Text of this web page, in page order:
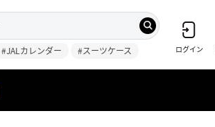
#JALカレンダー #スーツケース ログイン